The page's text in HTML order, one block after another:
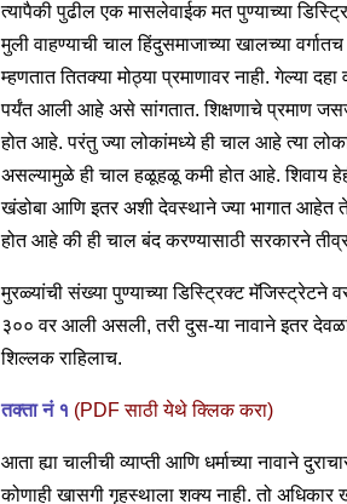
त्यापैकी पुढील एक मासलेवाईक मत पुण्याच्या
मुली वाहण्याची चाल हिंदुसमाजाच्या खालच्या
म्हणतात तितक्या मोठ्या प्रमाणावर नाही. गेल्या
पर्यंत आली आहे असे सांगतात. शिक्षणाचे प्रमाण
होत आहे. परंतु ज्या लोकांमध्ये ही चाल आहे त्या
असल्यामुळे ही चाल हळूहळू कमी होत आहे. शिवाय
खंडोबा आणि इतर अशी देवस्थाने ज्या भागात आहेत
होत आहे की ही चाल बंद करण्यासाठी सरकारने तीव्र
मुरळ्यांची संख्या पुण्याच्या डिस्ट्रिक्ट मॅजिस्ट्रेटने
३०० वर आली असली, तरी दुस-या नावाने इतर
शिल्लक राहिलाच.
तक्ता नं १ (PDF साठी येथे क्लिक करा)
आता ह्या चालीची व्याप्ती आणि धर्माच्या नावाने
कोणाही खासगी गृहस्थाला शक्य नाही. तो अधिकार